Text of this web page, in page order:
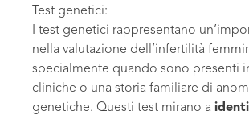
Test genetici:
I test genetici rappresentano
nella valutazione dell’infertilità
specialmente quando sono presenti
cliniche o una storia familiare di
genetiche. Questi test mirano a